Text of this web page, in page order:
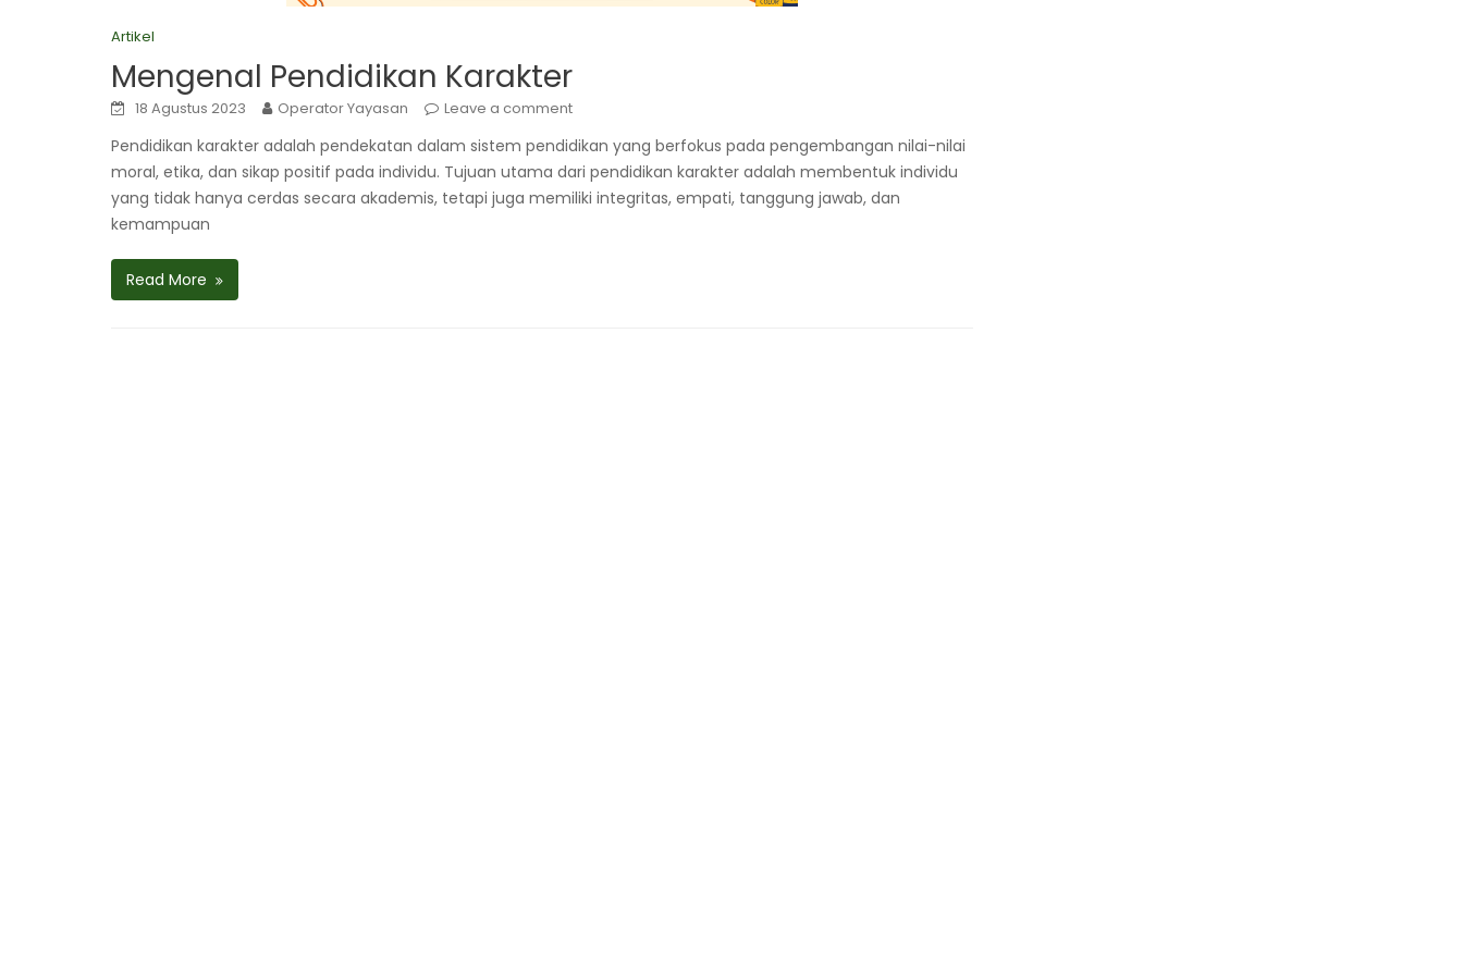
Artikel
Mengenal Pendidikan Karakter
18 Agustus 2023 Operator Yayasan Leave a comment
Pendidikan karakter adalah pendekatan dalam sistem pendidikan yang berfokus pada pengembangan nilai-nilai
moral, etika, dan sikap positif pada individu. Tujuan utama dari pendidikan karakter adalah membentuk individu
yang tidak hanya cerdas secara akademis, tetapi juga memiliki integritas, empati, tanggung jawab, dan
kemampuan
Read More